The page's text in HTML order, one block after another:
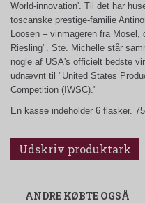
World-innovation'. Til det har
toscanske prestige-familie
Loosen – vinmageren fra
Riesling". Ste. Michelle står
nogle af USA's officielt bedste
udnævnt til "United States
Competition (IWSC)."
En kasse indeholder 6 flasker.
Udskriv produktark
ANDRE KØBTE OGSÅ